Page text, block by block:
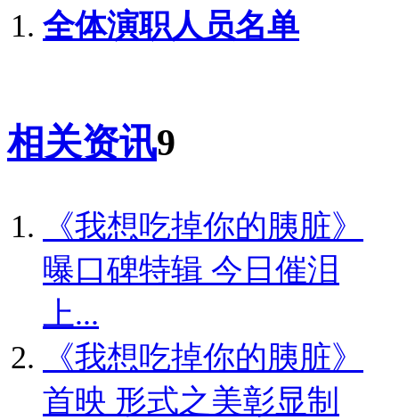
全体演职人员名单
相关资讯9
《我想吃掉你的胰脏》
曝口碑特辑 今日催泪
上...
《我想吃掉你的胰脏》
首映 形式之美彰显制